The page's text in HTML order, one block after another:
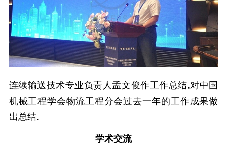
连续输送技术专业负责人孟文俊作工作总结,对中国
机械工程学会物流工程分会过去一年的工作成果做
出总结.
学术交流